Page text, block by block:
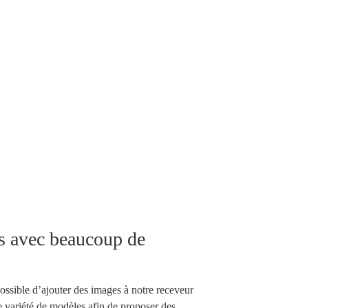
avec beaucoup de
d’ajouter des images à notre receveur